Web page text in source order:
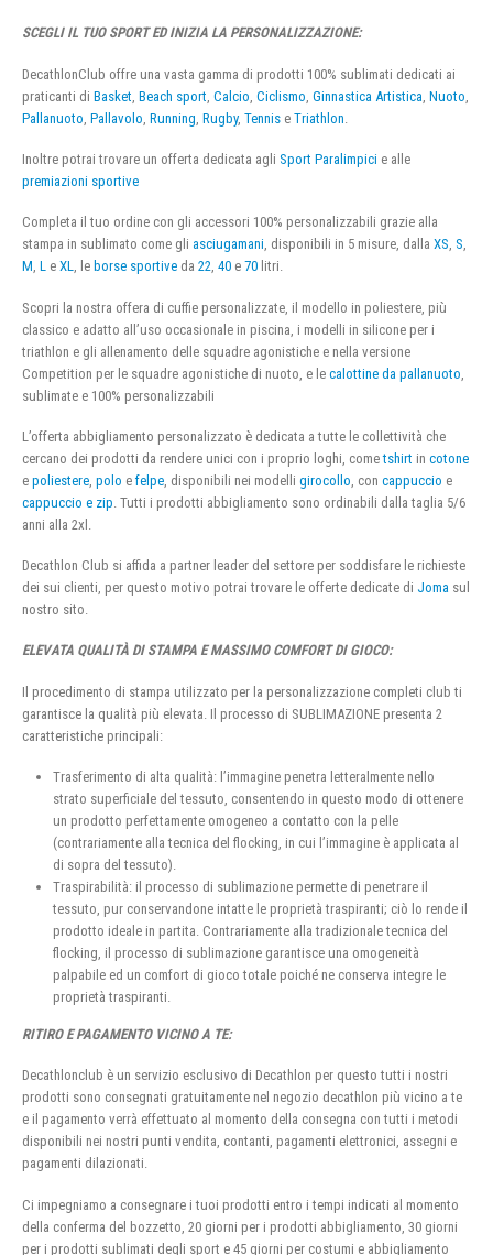
SCEGLI IL TUO SPORT ED INIZIA LA PERSONALIZZAZIONE:
DecathlonClub offre una vasta gamma di prodotti 100% sublimati dedicati ai
praticanti di Basket Beach sport Calcio Ciclismo Ginnastica Artistica Nuoto
Pallanuoto Pallavolo Running Rugby, Tennis e Triathlon
Inoltre potrai trovare un offerta dedicata agli Sport Paralimpici e alle
premiazioni sportive
Completa il tuo ordine con gli accessori 100% personalizzabili grazie alla
stampa in sublimato come gli asciugamani, disponibili in 5 misure, dalla XS, S,
M, L e XL, le borse sportive da 22, 40 e 70 litri.
Scopri la nostra offera di cuffie personalizzate, il modello in poliestere, più
classico e adatto all’uso occasionale in piscina, i modelli in silicone per i
triathlon e gli allenamento delle squadre agonistiche e nella versione
Competition per le squadre agonistiche di nuoto, e le calottine da pallanuoto
sublimate e 100% personalizzabili
L’offerta abbigliamento personalizzato è dedicata a tutte le collettività che
cercano dei prodotti da rendere unici con i proprio loghi, cometshirt in cotone
e poliestere polo e felpe , disponibili nei modelli girocollo , con cappuccio e
cappuccio e zip . Tutti i prodotti abbigliamento sono ordinabili dalla taglia 5/6
anni alla 2xl.
Decathlon Club si affida a partner leader del settore per soddisfare le richieste
dei sui clienti, per questo motivo potrai trovare le offerte dedicate di Joma sul
nostro sito.
ELEVATA QUALITÀ DI STAMPA E MASSIMO COMFORT DI GIOCO:
Il procedimento di stampa utilizzato per la personalizzazione completi club ti
garantisce la qualità più elevata. Il processo di SUBLIMAZIONE presenta 2
caratteristiche principali:
Trasferimento di alta qualità: l’immagine penetra letteralmente nello
strato superficiale del tessuto, consentendo in questo modo di ottenere
un prodotto perfettamente omogeneo a contatto con la pelle
(contrariamente alla tecnica del flocking, in cui l’immagine è applicata al
di sopra del tessuto).
Traspirabilità: il processo di sublimazione permette di penetrare il
tessuto, pur conservandone intatte le proprietà traspiranti; ciò lo rende il
prodotto ideale in partita. Contrariamente alla tradizionale tecnica del
flocking, il processo di sublimazione garantisce una omogeneità
palpabile ed un comfort di gioco totale poiché ne conserva integre le
proprietà traspiranti.
RITIRO E PAGAMENTO VICINO A TE:
Decathlonclub è un servizio esclusivo di Decathlon per questo tutti i nostri
prodotti sono consegnati gratuitamente nel negozio decathlon più vicino a te
e il pagamento verrà effettuato al momento della consegna con tutti i metodi
disponibili nei nostri punti vendita, contanti, pagamenti elettronici, assegni e
pagamenti dilazionati.
Ci impegniamo a consegnare i tuoi prodotti entro i tempi indicati al momento
della conferma del bozzetto, 20 giorni per i prodotti abbigliamento, 30 giorni
per i prodotti sublimati degli sport e 45 giorni per costumi e abbigliamento